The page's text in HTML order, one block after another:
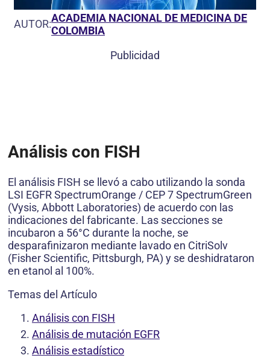
AUTOR:ACADEMIA NACIONAL DE MEDICINA DE
COLOMBIA
Publicidad
Análisis con FISH
El análisis FISH se llevó a cabo utilizando la sonda
LSI EGFR SpectrumOrange / CEP 7 SpectrumGreen
(Vysis, Abbott Laboratories) de acuerdo con las
indicaciones del fabricante. Las secciones se
incubaron a 56°C durante la noche, se
desparafinizaron mediante lavado en CitriSolv
(Fisher Scientific, Pittsburgh, PA) y se deshidrataron
en etanol al 100%.
Temas del Artículo
Análisis con FISH
Análisis de mutación EGFR
Análisis estadístico